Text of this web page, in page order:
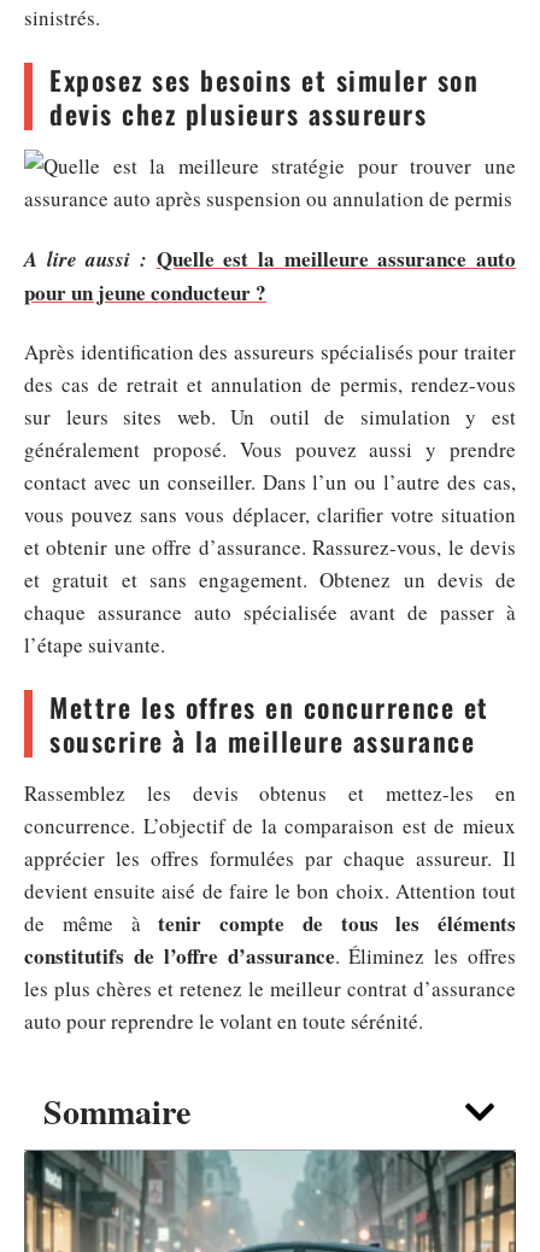
Sommaire
sinistrés.
Exposez ses besoins et simuler son
devis chez plusieurs assureurs
A lire aussi : Quelle est la meilleure assurance auto
pour un jeune conducteur ?
Après identification des assureurs spécialisés pour traiter
des cas de retrait et annulation de permis, rendez-vous
sur leurs sites web. Un outil de simulation y est
généralement proposé. Vous pouvez aussi y prendre
contact avec un conseiller. Dans l’un ou l’autre des cas,
vous pouvez sans vous déplacer, clarifier votre situation
et obtenir une offre d’assurance. Rassurez-vous, le devis
et gratuit et sans engagement. Obtenez un devis de
chaque assurance auto spécialisée avant de passer à
l’étape suivante.
Mettre les offres en concurrence et
souscrire à la meilleure assurance
Rassemblez les devis obtenus et mettez-les en
concurrence. L’objectif de la comparaison est de mieux
apprécier les offres formulées par chaque assureur. Il
devient ensuite aisé de faire le bon choix. Attention tout
de même àtenir compte de tous les éléments
constitutifs de l’offre d’assurance. Éliminez les offres
les plus chères et retenez le meilleur contrat d’assurance
auto pour reprendre le volant en toute sérénité.